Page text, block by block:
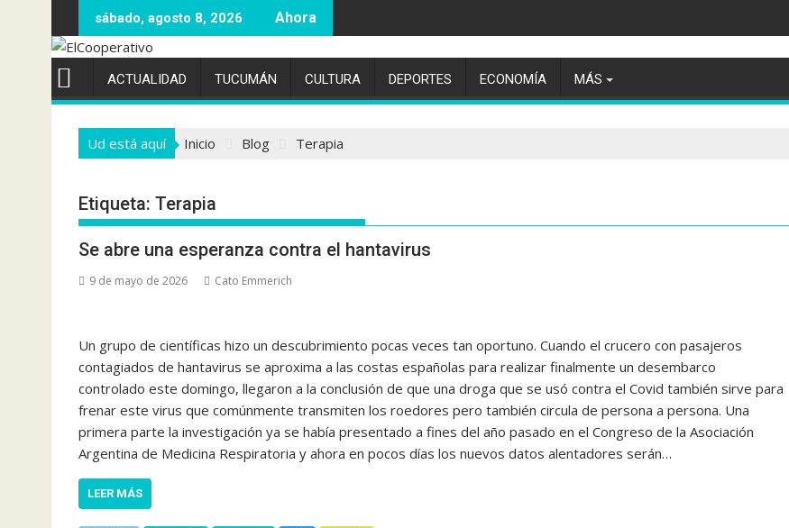
al
contenido
sábado, agosto 8, 2026
ACTUALIDAD TUCUMÁN CULTURA DEPORTES ECONOMÍA MÁS
Ud está aquí Inicio Blog Terapia
Etiqueta: Terapia
Se abre una esperanza contra el hantavirus
9 de mayo de 2026 Cato Emmerich
Un grupo de científicas hizo un descubrimiento pocas veces tan oportuno. Cuando el crucero con pasajeros
contagiados de hantavirus se aproxima a las costas españolas para realizar finalmente un desembarco
controlado este domingo, llegaron a la conclusión de que una droga que se usó contra el Covid también sirve para
frenar este virus que comúnmente transmiten los roedores pero también circula de persona a persona. Una
primera parte la investigación ya se había presentado a fines del año pasado en el Congreso de la Asociación
Argentina de Medicina Respiratoria y ahora en pocos días los nuevos datos alentadores serán…
LEER MÁS